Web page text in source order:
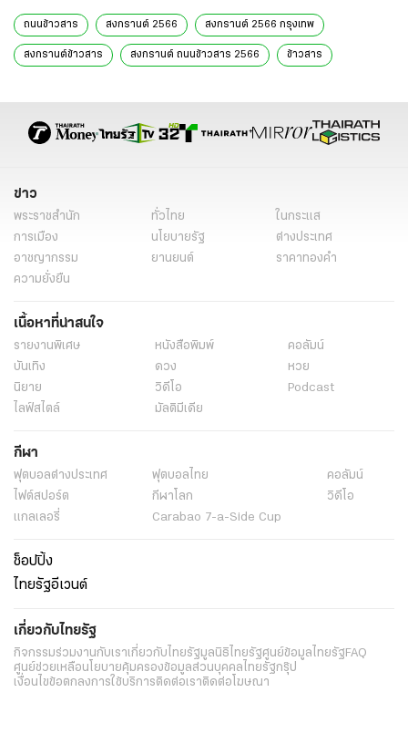
ถนนข้าวสาร สงกรานต์ 2566 สงกรานต์ 2566 กรุงเทพ
สงกรานต์ข้าวสาร สงกรานต์ ถนนข้าวสาร 2566 ข้าวสาร
ข่าว
พระราชสำนัก ทั่วไทย
ในกระแส
การเมือง
นโยบายรัฐ
ต่างประเทศ
อาชญากรรม
ยานยนต์
ราคาทองคำ
ความยั่งยืน
เนื้อหาที่น่าสนใจ
รายงานพิเศษ หนังสือพิมพ์
คอลัมน์
บันเทิง
ดวง
หวย
นิยาย
วิดีโอ
Podcast
ไลฟ์สไตล์
มัลติมีเดีย
กีฬา
ฟุตบอลต่่างประเทศ ฟุตบอลไทย
คอลัมน์
ไฟต์สปอร์ต
กีฬาโลก
วิดีโอ
แกลเลอรี่
Carabao 7-a-Side Cup
ช็อปปิ้ง
ไทยรัฐอีเวนต์
เกี่ยวกับไทยรัฐ
กิจกรรมร่วมงานกับเราเกี่ยวกับไทยรัฐมูลนิธิไทยรัฐศูนย์ข้อมูลไทยรัฐFAQ
ศูนย์ช่วยเหลือนโยบายคุ้มครองข้อมูลส่วนบุคคลไทยรัฐกรุ๊ป
เงื่อนไขข้อตกลงการใช้บริการติดต่อเราติดต่อโฆษณา